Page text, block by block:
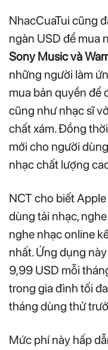
NhacCuaTui cũng
ngàn USD để mua
Sony Music và
những người làm
mua bản quyền để
cũng như nhạc sĩ
chất xám. Đồng
mới cho người
nhạc chất lượng
NCT cho biết
dùng tải nhạc,
nghe nhạc online
nhất. Ứng dụng
9,99 USD mỗi
trong gia đình tối
tháng dùng thử
Mức phí này hấp